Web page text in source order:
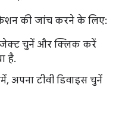
की जांच करने के लिए:
चुनें और क्लिक करें
है.
में, अपना टीवी डिवाइस चुनें